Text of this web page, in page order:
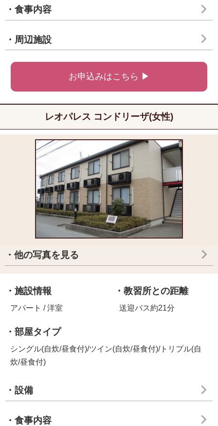
・食事内容
・周辺施設
お申込みはこちら ▶
レオパレス コンドリーザ(女性)
・他の写真を見る
・施設情報
アパート / 洋室
・教習所との距離
送迎バス約21分
・部屋タイプ
シングル(自炊/昼食付)/ツイン(自炊/昼食付)/トリプル(自
炊/昼食付)
・設備
・食事内容